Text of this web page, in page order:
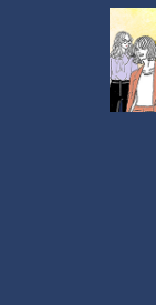
：黄色く
：白いのは
群な万能きのこ